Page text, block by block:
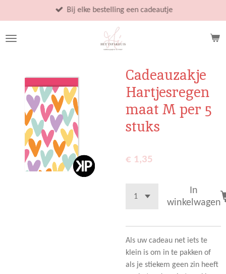
direct
naar
Bij elke bestelling een cadeautje
Cadeauzakje
Hartjesregen
maat M per 5
stuks
€ 1,35
In
winkelwagen
Als uw cadeau net iets te
klein is om in te pakken of
als je stiekem geen zin heeft